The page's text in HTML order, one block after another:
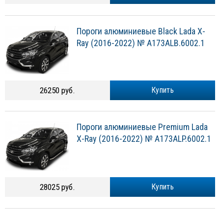
Пороги алюминиевые Black Lada X-
Ray (2016-2022) № A173ALB.6002.1
Купить
26250 руб.
Пороги алюминиевые Premium Lada
X-Ray (2016-2022) № A173ALP.6002.1
Купить
28025 руб.